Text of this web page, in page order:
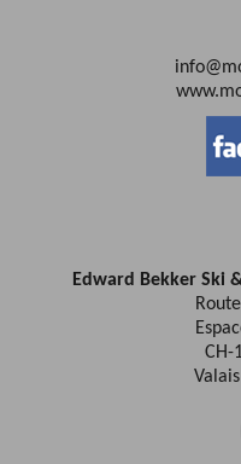
Edward Bekker Ski
CH-